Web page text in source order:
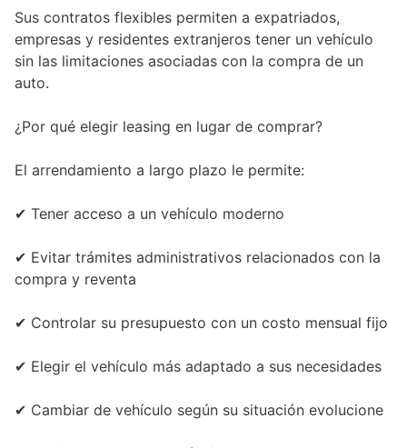
Sus contratos flexibles permiten a expatriados,
empresas y residentes extranjeros tener un vehículo
sin las limitaciones asociadas con la compra de un
auto.
¿Por qué elegir leasing en lugar de comprar?
El arrendamiento a largo plazo le permite:
✔ Tener acceso a un vehículo moderno
✔ Evitar trámites administrativos relacionados con la
compra y reventa
✔ Controlar su presupuesto con un costo mensual fijo
✔ Elegir el vehículo más adaptado a sus necesidades
✔ Cambiar de vehículo según su situación evolucione